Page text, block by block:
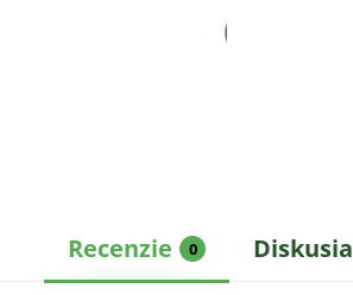
Recenzie 0 Diskusia